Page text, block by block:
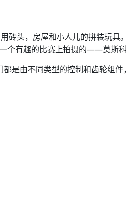
砖头，房屋和小人儿的拼装玩具
个有趣的比赛上拍摄的——莫斯科
是由不同类型的控制和齿轮组